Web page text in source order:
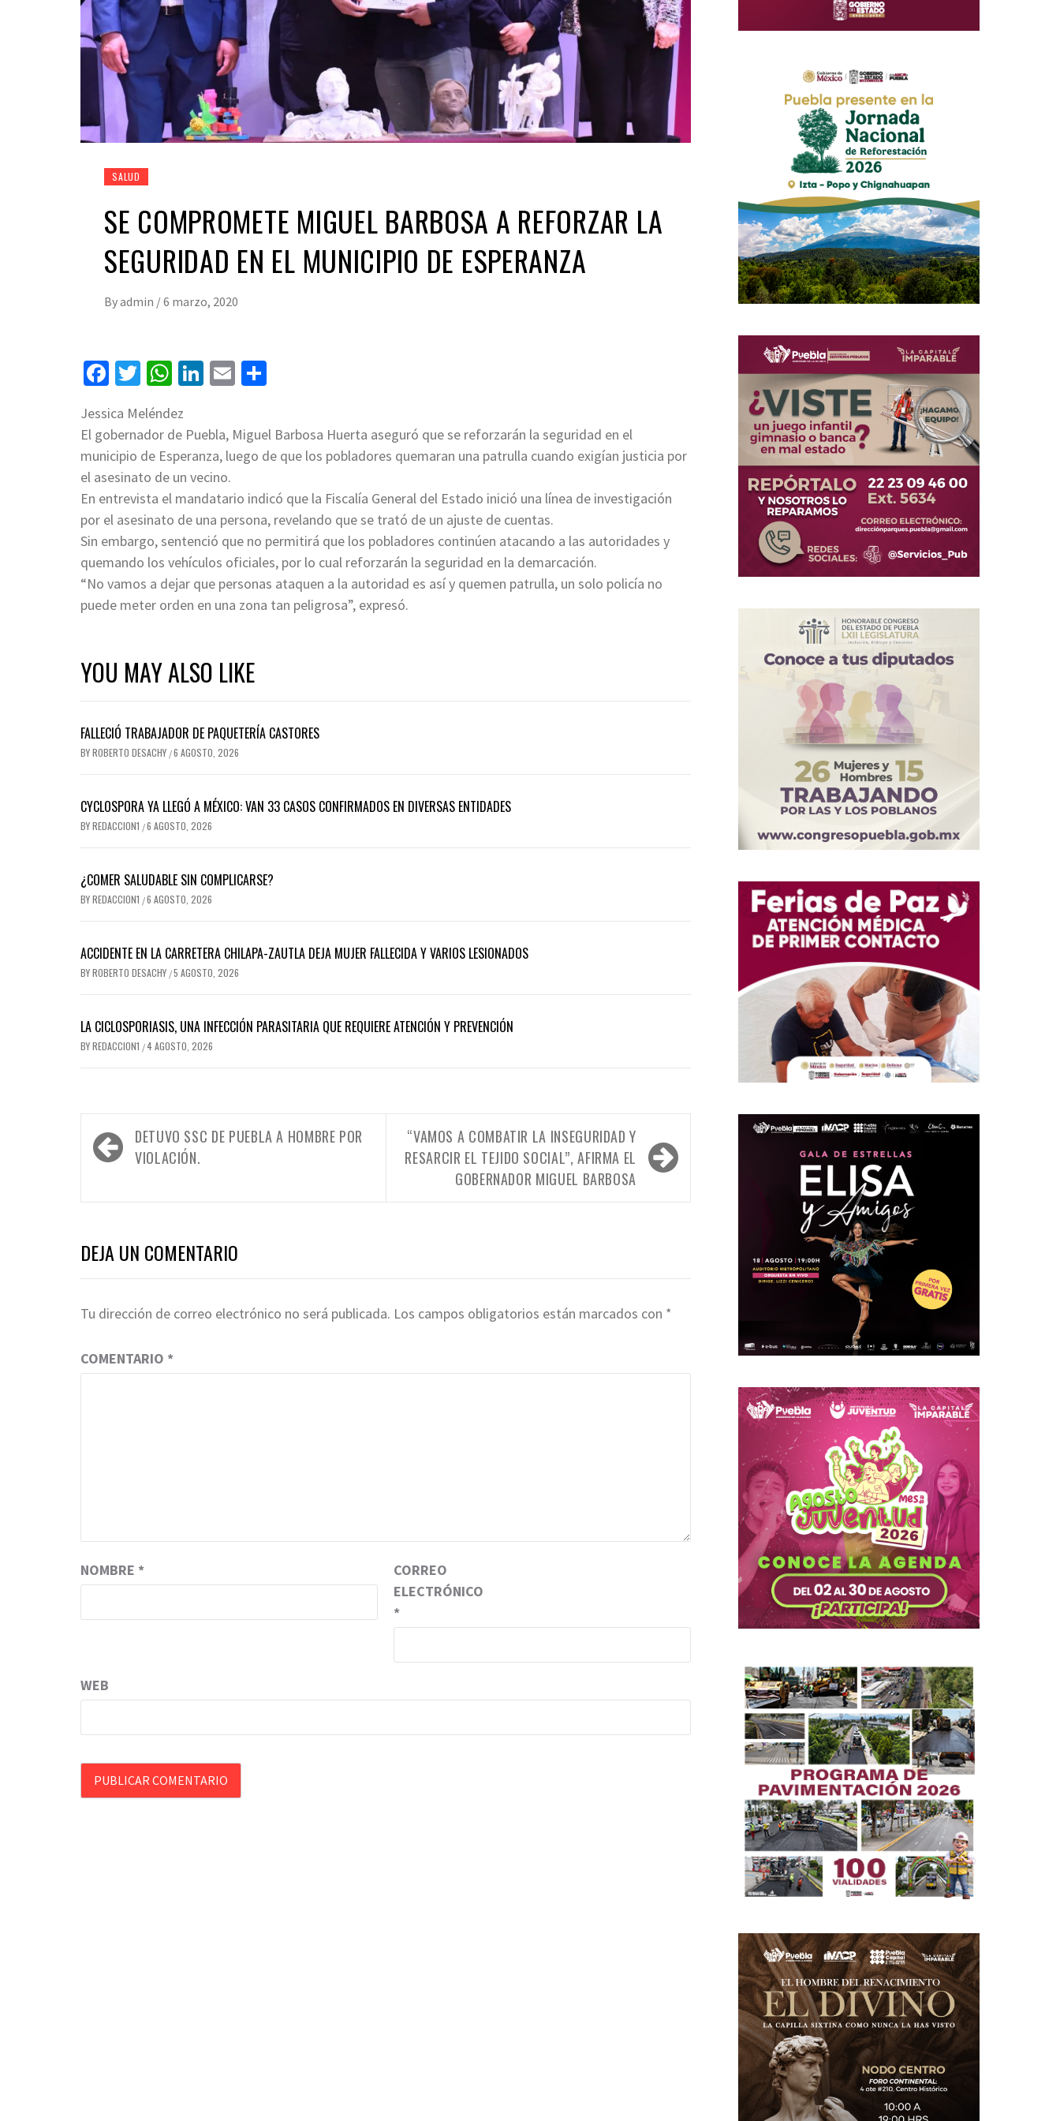
SALUD
SE COMPROMETE MIGUEL BARBOSA A REFORZAR LA
SEGURIDAD EN EL MUNICIPIO DE ESPERANZA
Byadmin /6 marzo, 2020
Facebook
Twitter
WhatsApp
LinkedIn
Email
Jessica Meléndez
El gobernador de Puebla, Miguel Barbosa Huerta aseguró que se reforzarán la seguridad en el
municipio de Esperanza, luego de que los pobladores quemaran una patrulla cuando exigían justicia por
el asesinato de un vecino.
En entrevista el mandatario indicó que la Fiscalía General del Estado inició una línea de investigación
por el asesinato de una persona, revelando que se trató de un ajuste de cuentas.
Sin embargo, sentenció que no permitirá que los pobladores continúen atacando a las autoridades y
quemando los vehículos oficiales, por lo cual reforzarán la seguridad en la demarcación.
“No vamos a dejar que personas ataquen a la autoridad es así y quemen patrulla, un solo policía no
puede meter orden en una zona tan peligrosa”, expresó.
YOU MAY ALSO LIKE
FALLECIÓ TRABAJADOR DE PAQUETERÍA CASTORES
BYROBERTO DESACHY /6 AGOSTO, 2026
CYCLOSPORA YA LLEGÓ A MÉXICO: VAN 33 CASOS CONFIRMADOS EN DIVERSAS ENTIDADES
BYREDACCION1 /6 AGOSTO, 2026
¿COMER SALUDABLE SIN COMPLICARSE?
BYREDACCION1 /6 AGOSTO, 2026
ACCIDENTE EN LA CARRETERA CHILAPA-ZAUTLA DEJA MUJER FALLECIDA Y VARIOS LESIONADOS
BYROBERTO DESACHY /5 AGOSTO, 2026
LA CICLOSPORIASIS, UNA INFECCIÓN PARASITARIA QUE REQUIERE ATENCIÓN Y PREVENCIÓN
BYREDACCION1 /4 AGOSTO, 2026
Navegación
de
DETUVO SSC DE PUEBLA A HOMBRE POR
VIOLACIÓN.
“VAMOS A COMBATIR LA INSEGURIDAD Y
RESARCIR EL TEJIDO SOCIAL”, AFIRMA EL
GOBERNADOR MIGUEL BARBOSA
DEJA UN COMENTARIO
Tu dirección de correo electrónico no será publicada. Los campos obligatorios están marcados con *
COMENTARIO *
NOMBRE *
CORREO
ELECTRÓNICO
*
WEB